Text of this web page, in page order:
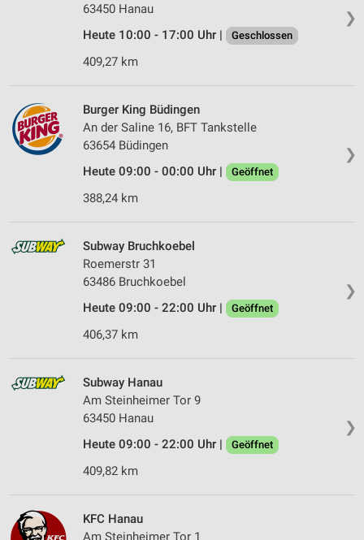
❯
63450 Hanau
Heute 10:00 - 17:00 Uhr |
Geschlossen
409,27 km
❯
Burger King Büdingen
An der Saline 16, BFT Tankstelle
63654 Büdingen
Heute 09:00 - 00:00 Uhr |
Geöffnet
388,24 km
❯
Subway Bruchkoebel
Roemerstr 31
63486 Bruchkoebel
Heute 09:00 - 22:00 Uhr |
Geöffnet
406,37 km
❯
Subway Hanau
Am Steinheimer Tor 9
63450 Hanau
Heute 09:00 - 22:00 Uhr |
Geöffnet
409,82 km
KFC Hanau